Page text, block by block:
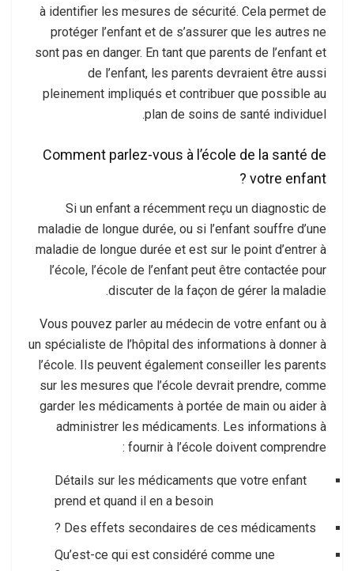
à identifier les mesures de sécurité. Cela permet de
protéger l’enfant et de s’assurer que les autres ne
sont pas en danger. En tant que parents de l’enfant et
de l’enfant, les parents devraient être aussi
pleinement impliqués et contribuer que possible au
plan de soins de santé individuel.
Comment parlez-vous à l’école de la santé de
votre enfant ?
Si un enfant a récemment reçu un diagnostic de
maladie de longue durée, ou si l’enfant souffre d’une
maladie de longue durée et est sur le point d’entrer à
l’école, l’école de l’enfant peut être contactée pour
discuter de la façon de gérer la maladie.
Vous pouvez parler au médecin de votre enfant ou à
un spécialiste de l’hôpital des informations à donner à
l’école. Ils peuvent également conseiller les parents
sur les mesures que l’école devrait prendre, comme
garder les médicaments à portée de main ou aider à
administrer les médicaments. Les informations à
fournir à l’école doivent comprendre :
Détails sur les médicaments que votre enfant
prend et quand il en a besoin
Des effets secondaires de ces médicaments ?
Qu’est-ce qui est considéré comme une